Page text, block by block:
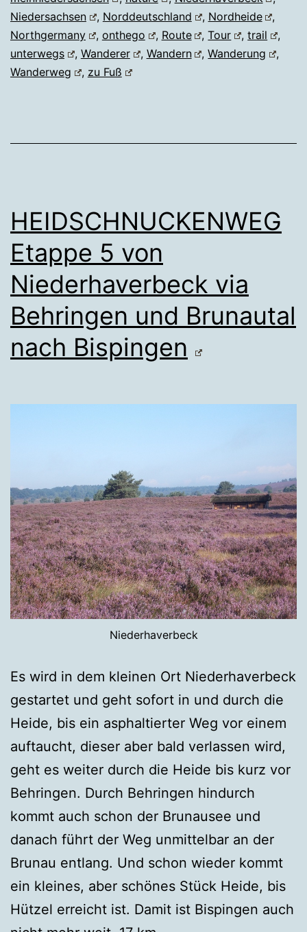
Niedersachsen
, Norddeutschland , Nordheide
,
Northgermany
, onthego , Route ,Tour ,trail
,
unterwegs
, Wanderer , Wandern ,Wanderung
,
Wanderweg
, zu Fuß
HEIDSCHNUCKENWEG
Etappe 5 von
Niederhaverbeck via
Behringen und Brunautal
nach Bispingen
Niederhaverbeck
Es wird in dem kleinen Ort Niederhaverbeck
gestartet und geht sofort in und durch die
Heide, bis ein asphaltierter Weg vor einem
auftaucht, dieser aber bald verlassen wird,
geht es weiter durch die Heide bis kurz vor
Behringen. Durch Behringen hindurch
kommt auch schon der Brunausee und
danach führt der Weg unmittelbar an der
Brunau entlang. Und schon wieder kommt
ein kleines, aber schönes Stück Heide, bis
Hützel erreicht ist. Damit ist Bispingen auch